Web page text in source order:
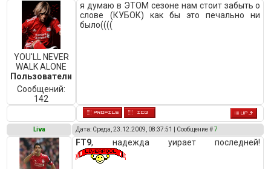
YOU'LL NEVER
WALK ALONE
Пользователи
Сообщений:
142
я думаю в ЭТОМ сезоне нам стоит забыть о
слове (КУБОК) как бы это печально ни
было((((
Liva Дата: Среда, 23.12.2009, 08:37:51 | Сообщение #7
FT9, надежда уирает последней!